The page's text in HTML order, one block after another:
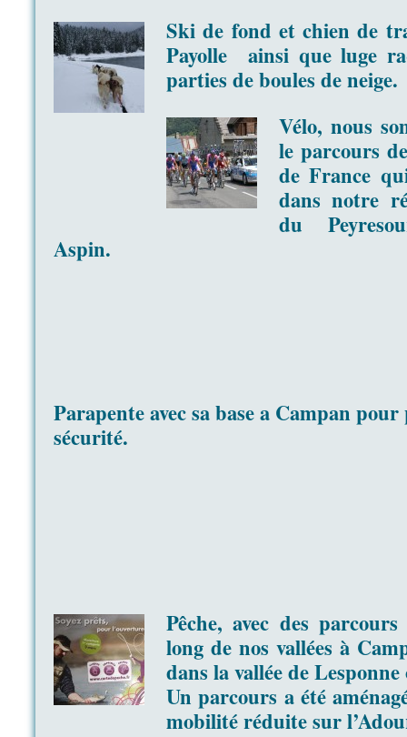
Ski de fond et chien de
Payolle ainsi que luge
parties de boules de neige.
Vélo, nous
le parcours
de France
dans notre
du
Aspin.
Parapente avec sa base a Campan
sécurité.
Pêche, avec des
long de nos vallées à
dans la vallée de
Un parcours a été
mobilité réduite sur